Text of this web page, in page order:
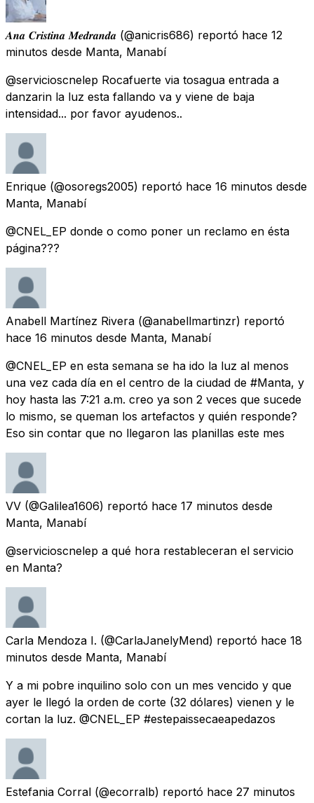
𝑨𝒏𝒂 𝑪𝒓𝒊𝒔𝒕𝒊𝒏𝒂 𝑴𝒆𝒅𝒓𝒂𝒏𝒅𝒂 (@anicris686) reportó hace 12
minutos desde Manta, Manabí
@servicioscnelep Rocafuerte via tosagua entrada a
danzarin la luz esta fallando va y viene de baja
intensidad... por favor ayudenos..
Enrique (@osoregs2005) reportó hace 16 minutos desde
Manta, Manabí
@CNEL_EP donde o como poner un reclamo en ésta
página???
Anabell Martínez Rivera (@anabellmartinzr) reportó
hace 16 minutos desde Manta, Manabí
@CNEL_EP en esta semana se ha ido la luz al menos
una vez cada día en el centro de la ciudad de #Manta, y
hoy hasta las 7:21 a.m. creo ya son 2 veces que sucede
lo mismo, se queman los artefactos y quién responde?
Eso sin contar que no llegaron las planillas este mes
VV (@Galilea1606) reportó hace 17 minutos desde
Manta, Manabí
@servicioscnelep a qué hora restableceran el servicio
en Manta?
Carla Mendoza I. (@CarlaJanelyMend) reportó hace 18
minutos desde Manta, Manabí
Y a mi pobre inquilino solo con un mes vencido y que
ayer le llegó la orden de corte (32 dólares) vienen y le
cortan la luz. @CNEL_EP #estepaissecaeapedazos
Estefania Corral (@ecorralb) reportó hace 27 minutos